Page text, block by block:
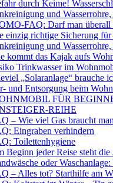
durch Keime!
und
FAQ: Darf man überall
einzig richtige Sicherung
und
kommt das Kajak aufs
Trinkwasser im
„Solaranlage“ brauche
und Entsorgung beim
FÜR
REIHE
– Wie viel Gas braucht
Eingraben verhindern
Toilettenhygiene
Beginn jeder Reise steht
oder
– Alles tot? Starthilfe am